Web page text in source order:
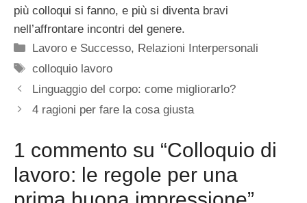
più colloqui si fanno, e più si diventa bravi
nell’affrontare incontri del genere.
Categorie
Lavoro e Successo, Relazioni Interpersonali
Tag
colloquio lavoro
Linguaggio del corpo: come migliorarlo?
4 ragioni per fare la cosa giusta
1 commento su “Colloquio di
lavoro: le regole per una